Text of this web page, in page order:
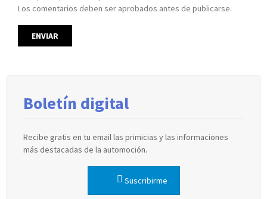
Los comentarios deben ser aprobados antes de publicarse.
Boletín digital
Recibe gratis en tu email las primicias y las informaciones
más destacadas de la automoción.
Suscribirme